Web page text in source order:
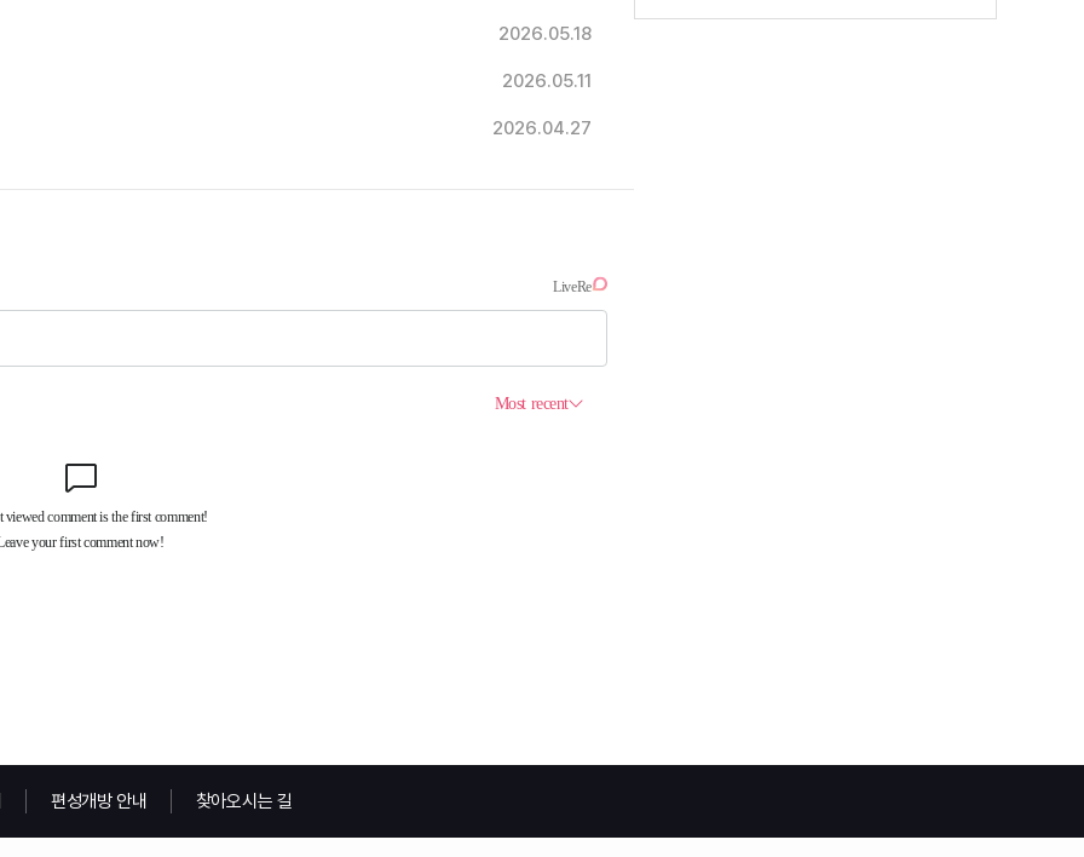
2026.05.18
2026.05.11
2026.04.27
편성개방 안내 찾아오시는 길